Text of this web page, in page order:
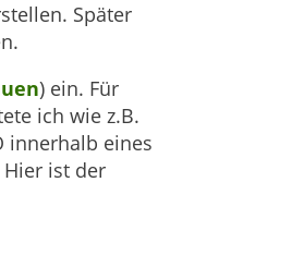
Später
) ein. Für
ich wie z.B.
innerhalb eines
ist der